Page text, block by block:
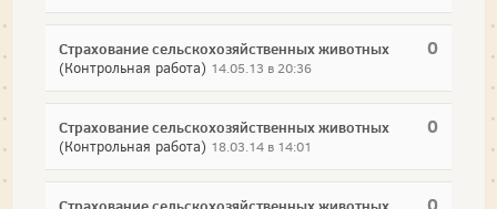
0
Страхование сельскохозяйственных животных
(Контрольная работа) 14.05.13 в 20:36
0
Страхование сельскохозяйственных животных
(Контрольная работа) 18.03.14 в 14:01